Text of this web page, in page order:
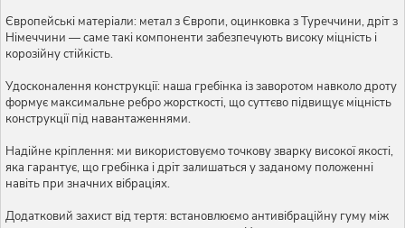
Європейські матеріали: метал з Європи, оцинковка з Туреччини, дріт з
Німеччини — саме такі компоненти забезпечують високу міцність і
корозійну стійкість.
Удосконалення конструкції: наша гребінка із заворотом навколо дроту
формує максимальне ребро жорсткості, що суттєво підвищує міцність
конструкції під навантаженнями.
Надійне кріплення: ми використовуємо точкову зварку високої якості,
яка гарантує, що гребінка і дріт залишаться у заданому положенні
навіть при значних вібраціях.
Додатковий захист від тертя: встановлюємо антивібраційну гуму між